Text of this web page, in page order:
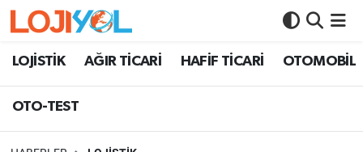
LOJİSTİK AĞIR TİCARİ HAFİF TİCARİ OTOMOBİL
OTO-TEST
OTO-TEST